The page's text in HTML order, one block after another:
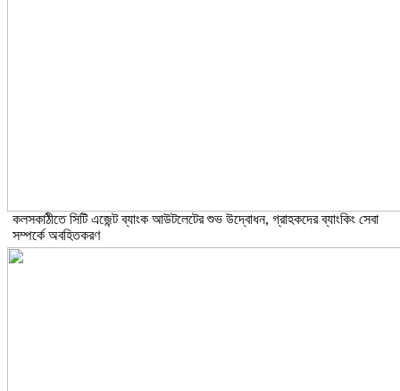
কলসকাঠীতে সিটি এজেন্ট ব্যাংক আউটলেটের শুভ উদ্বোধন, গ্রাহকদের ব্যাংকিং সেবা
সম্পর্কে অবহিতকরণ